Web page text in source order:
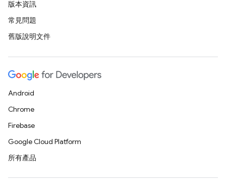
版本資訊
常見問題
舊版說明文件
Android
Chrome
Firebase
Google Cloud Platform
所有產品